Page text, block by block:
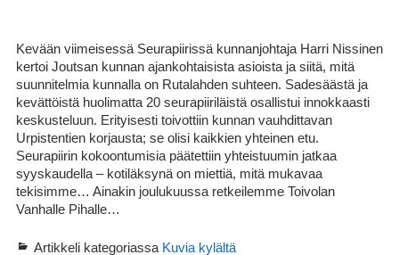
Kevään viimeisessä Seurapiirissä kunnanjohtaja Harri Nissinen
kertoi Joutsan kunnan ajankohtaisista asioista ja siitä, mitä
suunnitelmia kunnalla on Rutalahden suhteen. Sadesäästä ja
kevättöistä huolimatta 20 seurapiiriläistä osallistui innokkaasti
keskusteluun. Erityisesti toivottiin kunnan vauhdittavan
Urpistentien korjausta; se olisi kaikkien yhteinen etu.
Seurapiirin kokoontumisia päätettiin yhteistuumin jatkaa
syyskaudella – kotiläksynä on miettiä, mitä mukavaa
tekisimme… Ainakin joulukuussa retkeilemme Toivolan
Vanhalle Pihalle…
Artikkeli kategoriassa Kuvia kylältä